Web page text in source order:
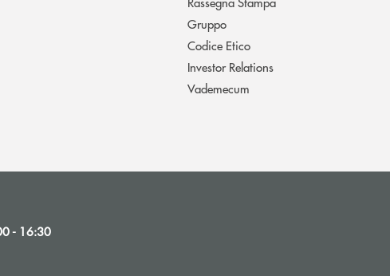
Gruppo
Codice Etico
Investor Relations
Vademecum
- 16:30